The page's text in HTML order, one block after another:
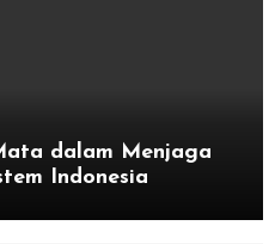
dalam Menjaga
Indonesia